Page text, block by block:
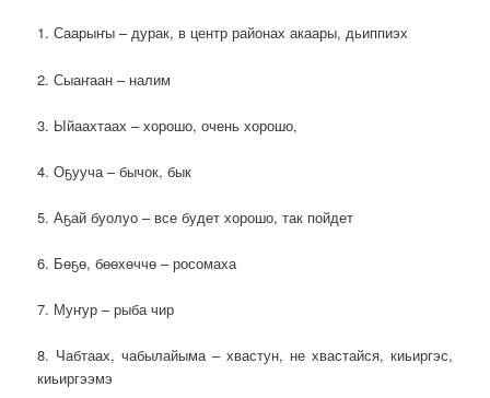
1. Саарыҥы – дурак, в центр районах акаары, дьиппиэх
2. Сыаҥаан – налим
3. Ыйаахтаах – хорошо, очень хорошо,
4. Оҕууча – бычок, бык
5. Аҕай буолуо – все будет хорошо, так пойдет
6. Бөҕө, бөөхөччө – росомаха
7. Муҥур – рыба чир
8. Чабтаах, чабылайыма – хвастун, не хвастайся, киьиргэс,
киьиргээмэ